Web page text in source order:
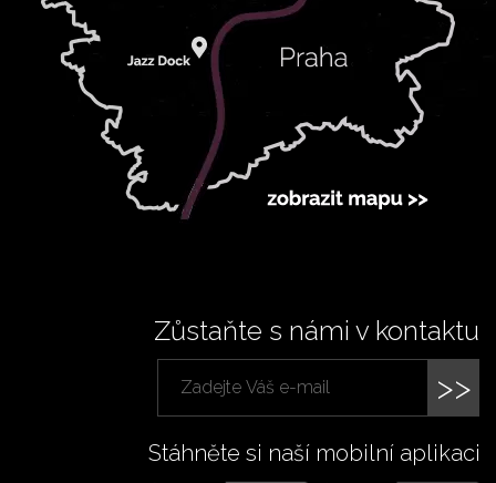
Zůstaňte s námi v kontaktu
>>
Stáhněte si naší mobilní aplikaci